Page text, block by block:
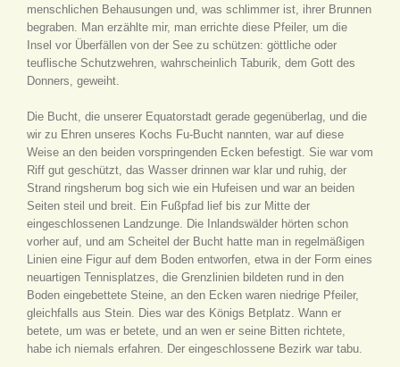
menschlichen Behausungen und, was schlimmer ist, ihrer Brunnen
begraben. Man erzählte mir, man errichte diese Pfeiler, um die
Insel vor Überfällen von der See zu schützen: göttliche oder
teuflische Schutzwehren, wahrscheinlich Taburik, dem Gott des
Donners, geweiht.
Die Bucht, die unserer Equatorstadt gerade gegenüberlag, und die
wir zu Ehren unseres Kochs Fu-Bucht nannten, war auf diese
Weise an den beiden vorspringenden Ecken befestigt. Sie war vom
Riff gut geschützt, das Wasser drinnen war klar und ruhig, der
Strand ringsherum bog sich wie ein Hufeisen und war an beiden
Seiten steil und breit. Ein Fußpfad lief bis zur Mitte der
eingeschlossenen Landzunge. Die Inlandswälder hörten schon
vorher auf, und am Scheitel der Bucht hatte man in regelmäßigen
Linien eine Figur auf dem Boden entworfen, etwa in der Form eines
neuartigen Tennisplatzes, die Grenzlinien bildeten rund in den
Boden eingebettete Steine, an den Ecken waren niedrige Pfeiler,
gleichfalls aus Stein. Dies war des Königs Betplatz. Wann er
betete, um was er betete, und an wen er seine Bitten richtete,
habe ich niemals erfahren. Der eingeschlossene Bezirk war tabu.